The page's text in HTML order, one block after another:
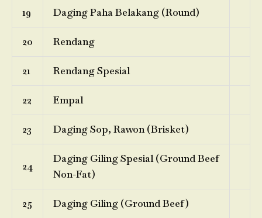
19 Daging Paha Belakang (Round)
20 Rendang
21 Rendang Spesial
22 Empal
23 Daging Sop, Rawon (Brisket)
24
Daging Giling Spesial (Ground Beef
Non-Fat)
25 Daging Giling (Ground Beef)